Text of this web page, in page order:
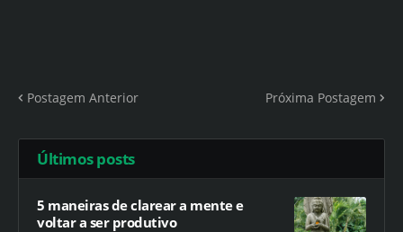
Postagem Anterior Próxima Postagem
Últimos posts
5 maneiras de clarear a mente e
voltar a ser produtivo